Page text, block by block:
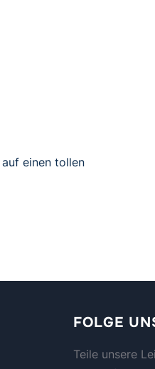
auf einen tollen
FOLGE
Teile unsere